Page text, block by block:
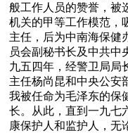
般工作人员的赞誉，被
机关的甲等工作模范，
主任，后为中南海保健
员会副秘书长及中共中
九五四年，经警卫局局
主任杨尚昆和中央公安
我被任命为毛泽东的保
长。从此，直到一九七
康保护人和监护人，无